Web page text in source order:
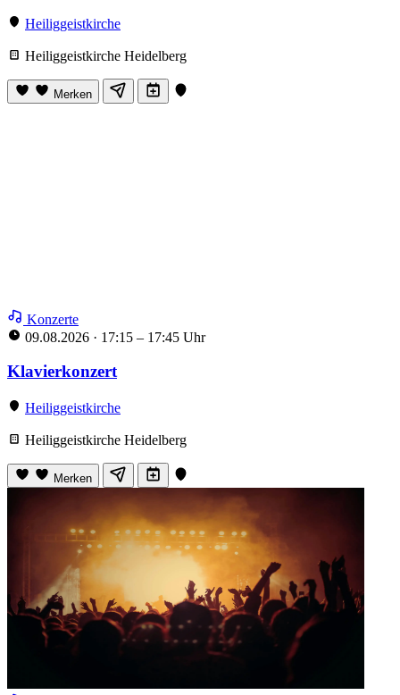
Heiliggeistkirche
Heiliggeistkirche Heidelberg
Merken
Konzerte
09.08.2026 · 17:15 – 17:45 Uhr
Klavierkonzert
Heiliggeistkirche
Heiliggeistkirche Heidelberg
Merken